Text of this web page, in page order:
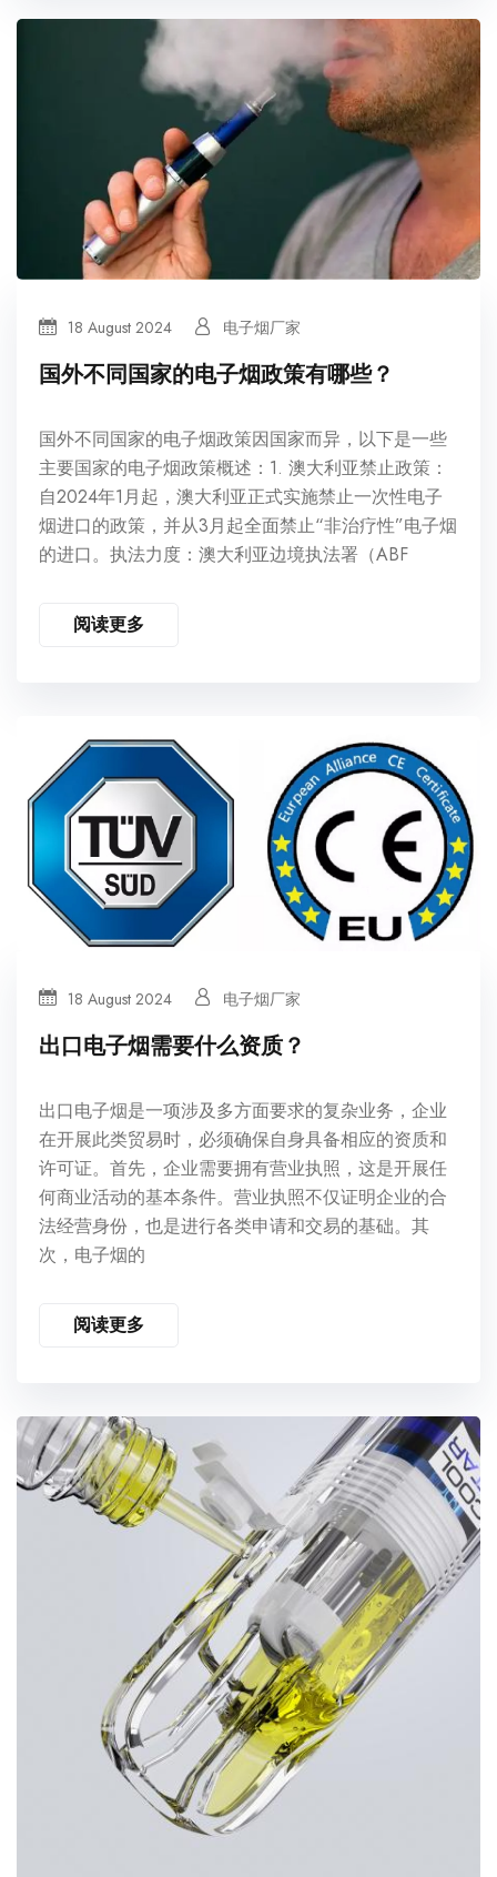
18 August 2024 电子烟厂家
国外不同国家的电子烟政策有哪些？
国外不同国家的电子烟政策因国家而异，以下是一些
主要国家的电子烟政策概述：1. 澳大利亚禁止政策：
自2024年1月起，澳大利亚正式实施禁止一次性电子
烟进口的政策，并从3月起全面禁止“非治疗性”电子烟
的进口。执法力度：澳大利亚边境执法署（ABF
阅读更多
18 August 2024 电子烟厂家
出口电子烟需要什么资质？
出口电子烟是一项涉及多方面要求的复杂业务，企业
在开展此类贸易时，必须确保自身具备相应的资质和
许可证。首先，企业需要拥有营业执照，这是开展任
何商业活动的基本条件。营业执照不仅证明企业的合
法经营身份，也是进行各类申请和交易的基础。其
次，电子烟的
阅读更多